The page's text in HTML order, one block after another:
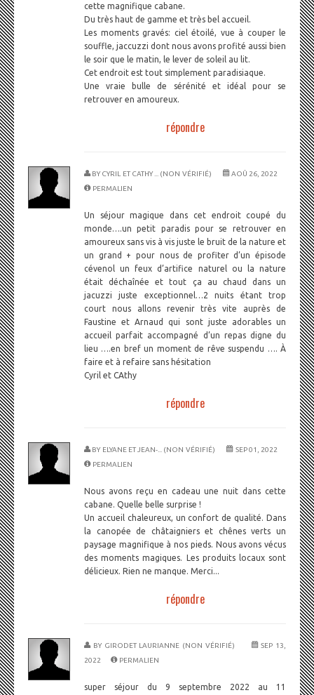
cette magnifique cabane.
Du très haut de gamme et très bel accueil.
Les moments gravés: ciel étoilé, vue à couper le
souffle, jaccuzzi dont nous avons profité aussi bien
le soir que le matin, le lever de soleil au lit.
Cet endroit est tout simplement paradisiaque.
Une vraie bulle de sérénité et idéal pour se
retrouver en amoureux.
répondre
BY CYRIL ET CATHY ... (NON VÉRIFIÉ)
AOÛ 26, 2022
PERMALIEN
Un séjour magique dans cet endroit coupé du
monde….un petit paradis pour se retrouver en
amoureux sans vis à vis juste le bruit de la nature et
un grand + pour nous de profiter d’un épisode
cévenol un feux d’artifice naturel ou la nature
était déchaînée et tout ça au chaud dans un
jacuzzi juste exceptionnel…2 nuits étant trop
court nous allons revenir très vite auprès de
Faustine et Arnaud qui sont juste adorables un
accueil parfait accompagné d’un repas digne du
lieu ….en bref un moment de rêve suspendu …. À
faire et à refaire sans hésitation
Cyril et CAthy
répondre
BY ELYANE ET JEAN-... (NON VÉRIFIÉ)
SEP 01, 2022
PERMALIEN
Nous avons reçu en cadeau une nuit dans cette
cabane. Quelle belle surprise !
Un accueil chaleureux, un confort de qualité. Dans
la canopée de châtaigniers et chênes verts un
paysage magnifique à nos pieds. Nous avons vécus
des moments magiques. Les produits locaux sont
délicieux. Rien ne manque. Merci...
répondre
BY GIRODET LAURIANNE (NON VÉRIFIÉ)
SEP 13,
2022
PERMALIEN
super séjour du 9 septembre 2022 au 11